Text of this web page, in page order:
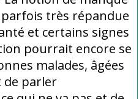
très répandue
et certains signes
pourrait encore se
malades, âgées
de parler